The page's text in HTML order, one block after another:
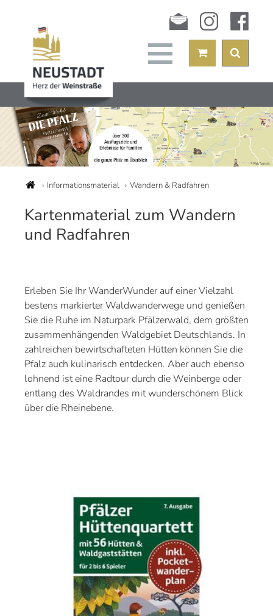
Newsletterinstagramfacebook
Informationsmaterial Wandern & Radfahren
Kartenmaterial zum Wandern
und Radfahren
Erleben Sie Ihr WanderWunder auf einer Vielzahl
bestens markierter Waldwanderwege und genießen
Sie die Ruhe im Naturpark Pfälzerwald, dem größten
zusammenhängenden Waldgebiet Deutschlands. In
zahlreichen bewirtschafteten Hütten können Sie die
Pfalz auch kulinarisch entdecken. Aber auch ebenso
lohnend ist eine Radtour durch die Weinberge oder
entlang des Waldrandes mit wunderschönem Blick
über die Rheinebene.